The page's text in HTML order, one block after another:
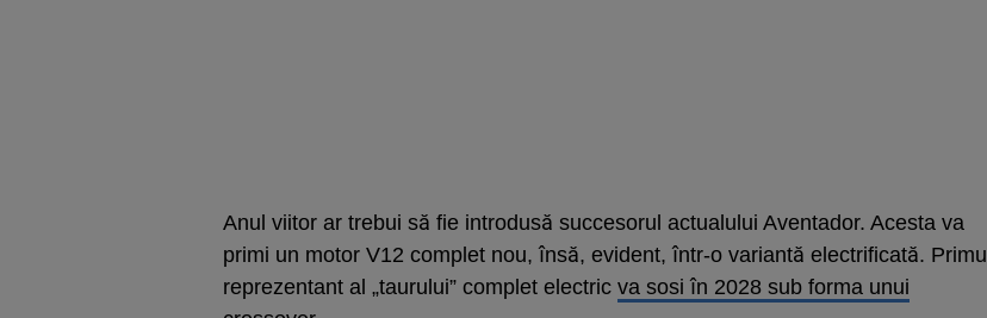
Anul viitor ar trebui să fie introdusă succesorul actualului Aventador. Acesta va
primi un motor V12 complet nou, însă, evident, într-o variantă electrificată. Primul
reprezentant al „taurului” complet electric va sosi în 2028 sub forma unui